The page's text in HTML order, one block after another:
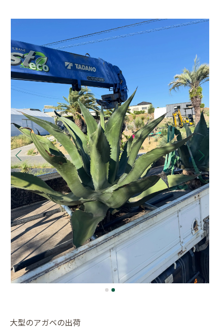
大型のアガベの出荷